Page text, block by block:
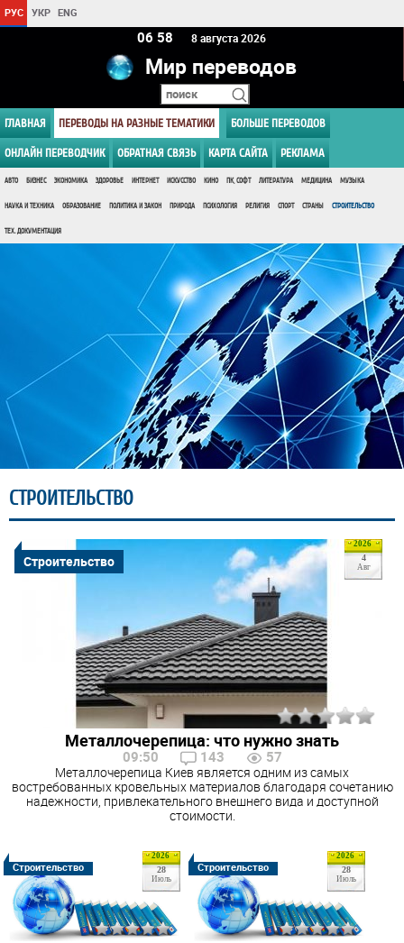
РУС УКР ENG
06:58 8 августа 2026
Мир переводов
ГЛАВНАЯ ПЕРЕВОДЫ НА РАЗНЫЕ ТЕМАТИКИ БОЛЬШЕ ПЕРЕВОДОВ
ОНЛАЙН ПЕРЕВОДЧИК ОБРАТНАЯ СВЯЗЬ КАРТА САЙТА РЕКЛАМА
АВТО БИЗНЕС ЭКОНОМИКА ЗДОРОВЬЕ ИНТЕРНЕТ ИСКУССТВО КИНО ПК, СОФТ ЛИТЕРАТУРА МЕДИЦИНА МУЗЫКА
НАУКА И ТЕХНИКА ОБРАЗОВАНИЕ ПОЛИТИКА И ЗАКОН ПРИРОДА ПСИХОЛОГИЯ РЕЛИГИЯ СПОРТ СТРАНЫ СТРОИТЕЛЬСТВО
ТЕХ. ДОКУМЕНТАЦИЯ
СТРОИТЕЛЬСТВО
2026
4
Авг
Строительство
Металлочерепица: что нужно знать
09:50 143 57
Металлочерепица Киев является одним из самых
востребованных кровельных материалов благодаря сочетанию
надежности, привлекательного внешнего вида и доступной
стоимости.
2026
28
Июль
Строительство
2026
28
Июль
Строительство